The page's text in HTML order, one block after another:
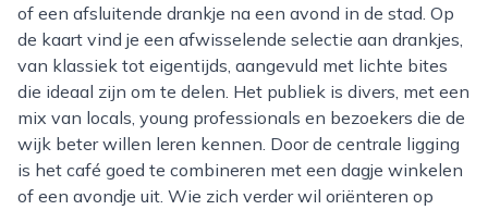
of een afsluitende drankje na een avond in de stad. Op
de kaart vind je een afwisselende selectie aan drankjes,
van klassiek tot eigentijds, aangevuld met lichte bites
die ideaal zijn om te delen. Het publiek is divers, met een
mix van locals, young professionals en bezoekers die de
wijk beter willen leren kennen. Door de centrale ligging
is het café goed te combineren met een dagje winkelen
of een avondje uit. Wie zich verder wil oriënteren op